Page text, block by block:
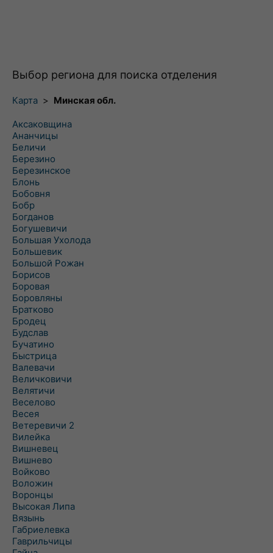
Выбор региона для поиска отделения
Карта > Минская обл.
Аксаковщина
Ананчицы
Беличи
Березино
Березинское
Блонь
Бобовня
Бобр
Богданов
Богушевичи
Большая Ухолода
Большевик
Большой Рожан
Борисов
Боровая
Боровляны
Братково
Бродец
Будслав
Бучатино
Быстрица
Валевачи
Величковичи
Велятичи
Веселово
Весея
Ветеревичи 2
Вилейка
Вишневец
Вишнево
Войково
Воложин
Воронцы
Высокая Липа
Вязынь
Габриелевка
Гаврильчицы